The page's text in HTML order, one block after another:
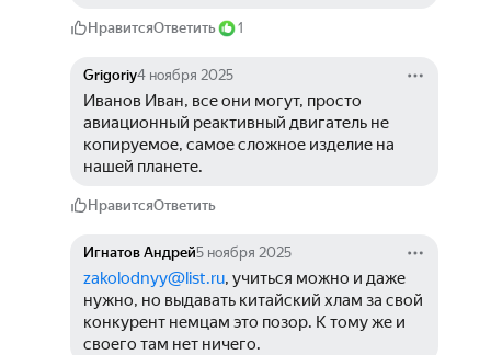
НравитсяОтветить 1
Grigoriy4 ноября 2025
Иванов Иван, все они могут, просто
авиационный реактивный двигатель не
копируемое, самое сложное изделие на
нашей планете.
НравитсяОтветить
Игнатов Андрей5 ноября 2025
zakolodnyy@list.ru, учиться можно и даже
нужно, но выдавать китайский хлам за свой
конкурент немцам это позор. К тому же и
своего там нет ничего.